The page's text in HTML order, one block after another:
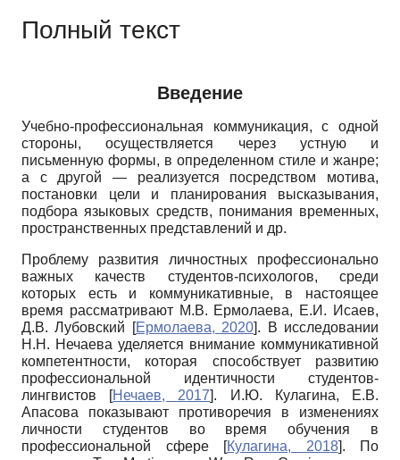
Полный текст
Введение
Учебно-профессиональная коммуникация, с одной
стороны, осуществляется через устную и
письменную формы, в определенном стиле и жанре;
а с другой — реализуется посредством мотива,
постановки цели и планирования высказывания,
подбора языковых средств, понимания временных,
пространственных представлений и др.
Проблему развития личностных профессионально
важных качеств студентов-психологов, среди
которых есть и коммуникативные, в настоящее
время рассматривают М.В. Ермолаева, Е.И. Исаев,
Д.В. Лубовский
[Ермолаева, 2020].
В исследовании
Н.Н. Нечаева уделяется внимание коммуникативной
компетентности, которая способствует развитию
профессиональной идентичности студентов-
лингвистов
[Нечаев, 2017].
И.Ю. Кулагина, Е.В.
Апасова показывают противоречия в изменениях
личности студентов во время обучения в
профессиональной сфере
[Кулагина, 2018]. По